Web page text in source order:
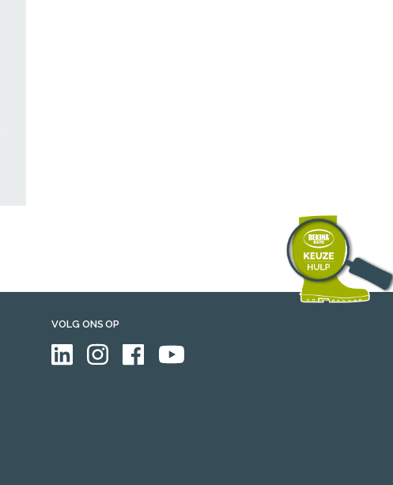
VOLG ONS OP